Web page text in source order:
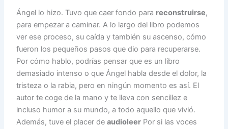
Ángel lo hizo. Tuvo que caer fondo para reconstruirse,
para empezar a caminar. A lo largo del libro podemos
ver ese proceso, su caída y también su ascenso, cómo
fueron los pequeños pasos que dio para recuperarse.
Por cómo hablo, podrías pensar que es un libro
demasiado intenso o que Ángel habla desde el dolor, la
tristeza o la rabia, pero en ningún momento es así. El
autor te coge de la mano y te lleva con sencillez e
incluso humor a su mundo, a todo aquello que vivió.
Además, tuve el placer deaudioleer Por si las voces